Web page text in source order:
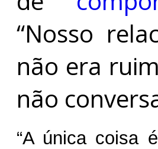
“Nosso
não era
não
“A única coisa